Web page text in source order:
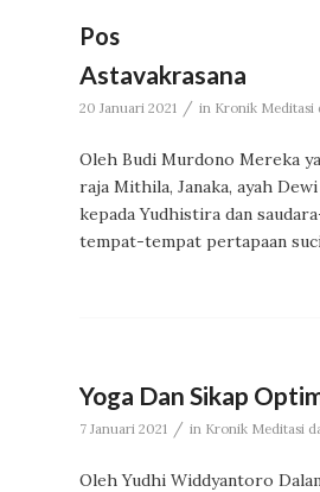
Pos
Astavakrasana
20 Januari 2021 / in Kronik Meditasi
Oleh Budi Murdono Mereka
raja Mithila, Janaka, ayah
kepada Yudhistira dan
tempat-tempat pertapaan
Yoga Dan Sikap
7 Januari 2021 / in Kronik Meditasi
Oleh Yudhi Widdyantoro